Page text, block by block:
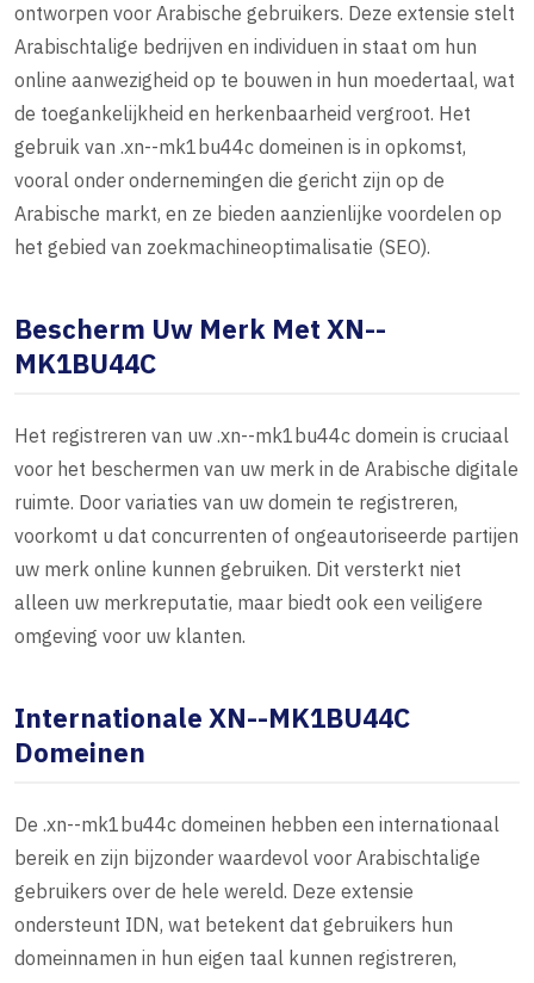
ontworpen voor Arabische gebruikers. Deze extensie stelt
Arabischtalige bedrijven en individuen in staat om hun
online aanwezigheid op te bouwen in hun moedertaal, wat
de toegankelijkheid en herkenbaarheid vergroot. Het
gebruik van .xn--mk1bu44c domeinen is in opkomst,
vooral onder ondernemingen die gericht zijn op de
Arabische markt, en ze bieden aanzienlijke voordelen op
het gebied van zoekmachineoptimalisatie (SEO).
Bescherm Uw Merk Met XN--
MK1BU44C
Het registreren van uw .xn--mk1bu44c domein is cruciaal
voor het beschermen van uw merk in de Arabische digitale
ruimte. Door variaties van uw domein te registreren,
voorkomt u dat concurrenten of ongeautoriseerde partijen
uw merk online kunnen gebruiken. Dit versterkt niet
alleen uw merkreputatie, maar biedt ook een veiligere
omgeving voor uw klanten.
Internationale XN--MK1BU44C
Domeinen
De .xn--mk1bu44c domeinen hebben een internationaal
bereik en zijn bijzonder waardevol voor Arabischtalige
gebruikers over de hele wereld. Deze extensie
ondersteunt IDN, wat betekent dat gebruikers hun
domeinnamen in hun eigen taal kunnen registreren,